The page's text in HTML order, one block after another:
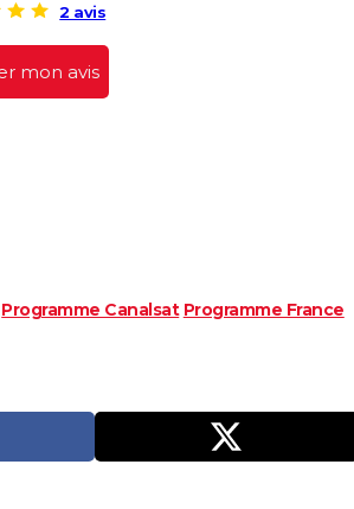
2 avis
mon avis
Programme Canalsat Programme France